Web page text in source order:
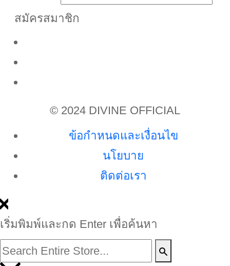
สมัครสมาชิก
© 2024 DIVINE OFFICIAL
ข้อกำหนดและเงื่อนไข
นโยบาย
ติดต่อเรา
เริ่มพิมพ์และกด Enter เพื่อค้นหา